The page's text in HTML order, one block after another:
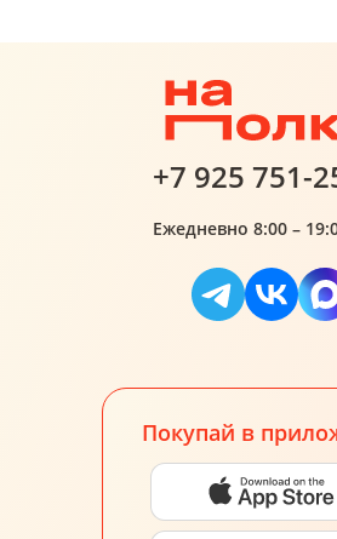
+7 925 751-
Ежедневно 8:00 –
Покупай в